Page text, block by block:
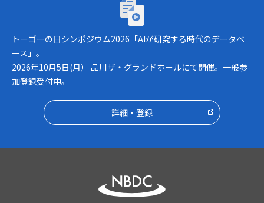
トーゴーの日シンポジウム2026「AIが研究
トーゴーの日シンポジウム2026「AIが研究する時代のデータベ
ース」。
2026年10月5日(月） 品川ザ・グランドホールにて開催。一般参
加登録受付中。
詳細・登録